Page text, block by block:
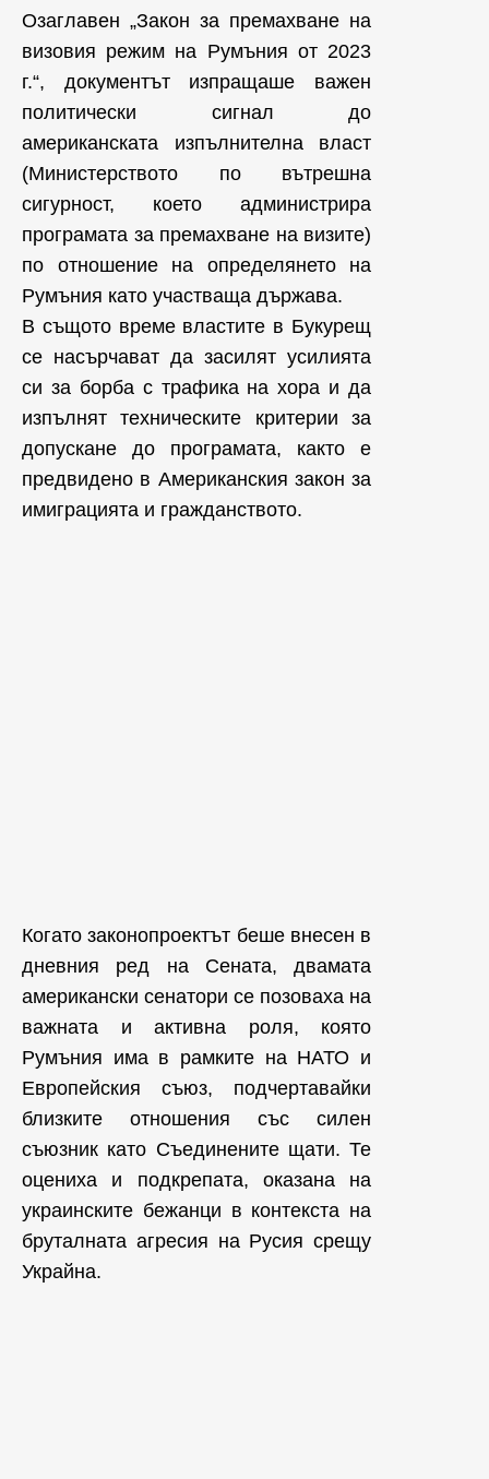
Озаглавен „Закон за премахване на
визовия режим на Румъния от 2023
г.“, документът изпращаше важен
политически сигнал до
американската изпълнителна власт
(Министерството по вътрешна
сигурност, което администрира
програмата за премахване на визите)
по отношение на определянето на
Румъния като участваща държава.
В същото време властите в Букурещ
се насърчават да засилят усилията
си за борба с трафика на хора и да
изпълнят техническите критерии за
допускане до програмата, както е
предвидено в Американския закон за
имиграцията и гражданството.
Когато законопроектът беше внесен в
дневния ред на Сената, двамата
американски сенатори се позоваха на
важната и активна роля, която
Румъния има в рамките на НАТО и
Европейския съюз, подчертавайки
близките отношения със силен
съюзник като Съединените щати. Те
оцениха и подкрепата, оказана на
украинските бежанци в контекста на
бруталната агресия на Русия срещу
Украйна.